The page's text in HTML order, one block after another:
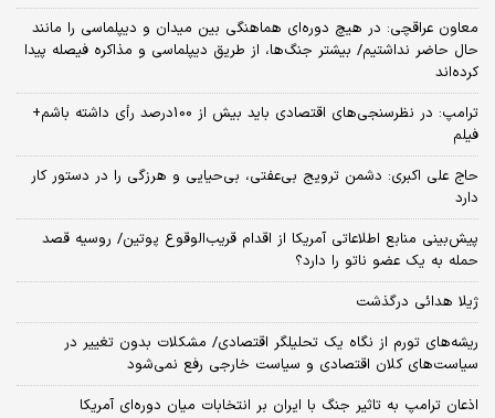
معاون عراقچی: در هیچ دوره‌ای هماهنگی بین میدان و دیپلماسی را مانند
حال حاضر نداشتیم/ بیشتر جنگ‌ها، از طریق دیپلماسی و مذاکره فیصله پیدا
کرده‌اند
ترامپ: در نظرسنجی‌های اقتصادی باید بیش از 100درصد رأی داشته باشم+
فیلم
حاج علی اکبری: دشمن ترویج بی‌عفتی، بی‌حیایی و هرزگی را در دستور کار
دارد
پیش‌بینی منابع اطلاعاتی آمریکا از اقدام قریب‌الوقوع پوتین/ روسیه قصد
حمله به یک عضو ناتو را دارد؟
ژیلا هدائی درگذشت
ریشه‌های تورم از نگاه یک تحلیلگر اقتصادی/ مشکلات بدون تغییر در
سیاست‌های کلان اقتصادی و سیاست خارجی رفع نمی‌شود
اذعان ترامپ به تاثیر جنگ با ایران بر انتخابات میان دوره‌ای آمریکا